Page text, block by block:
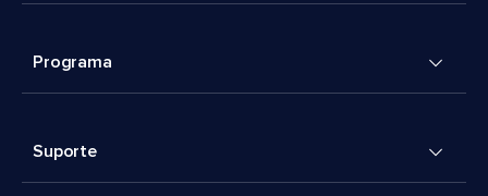
Programa
Suporte